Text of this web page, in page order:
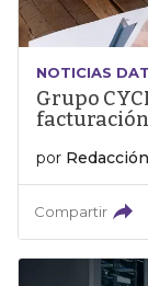
NOTICIAS
Grupo
por
Compartir